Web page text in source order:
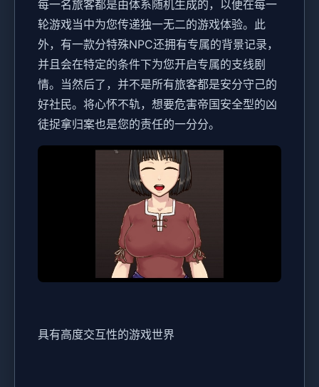
每一名旅客都是由体系随机生成的，以便在每一
轮游戏当中为您传递独一无二的游戏体验。此
外，有一款分特殊NPC还拥有专属的背景记录，
并且会在特定的条件下为您开启专属的支线剧
情。当然后了，并不是所有旅客都是安分守己的
好社民。将心怀不轨，想要危害帝国安全型的凶
徒捉拿归案也是您的责任的一分分。
具有高度交互性的游戏世界